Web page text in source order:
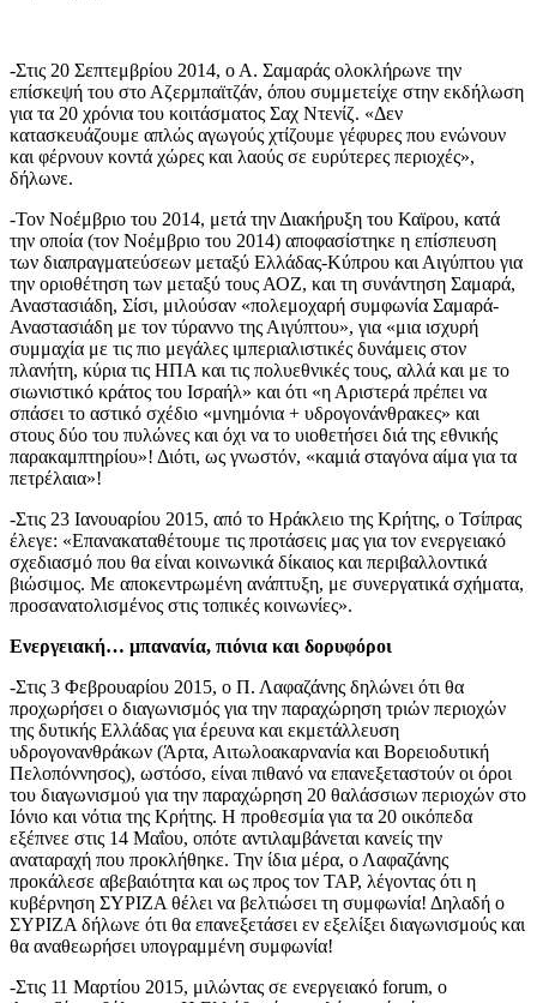
-Στις 20 Σεπτεμβρίου 2014, ο Α. Σαμαράς ολοκλήρωνε την
επίσκεψή του στο Αζερμπαϊτζάν, όπου συμμετείχε στην εκδήλωση
για τα 20 χρόνια του κοιτάσματος Σαχ Ντενίζ. «Δεν
κατασκευάζουμε απλώς αγωγούς χτίζουμε γέφυρες που ενώνουν
και φέρνουν κοντά χώρες και λαούς σε ευρύτερες περιοχές»,
δήλωνε.
-Τον Νοέμβριο του 2014, μετά την Διακήρυξη του Καϊρου, κατά
την οποία (τον Νοέμβριο του 2014) αποφασίστηκε η επίσπευση
των διαπραγματεύσεων μεταξύ Ελλάδας-Κύπρου και Αιγύπτου για
την οριοθέτηση των μεταξύ τους ΑΟΖ, και τη συνάντηση Σαμαρά,
Αναστασιάδη, Σίσι, μιλούσαν «πολεμοχαρή συμφωνία Σαμαρά-
Αναστασιάδη με τον τύραννο της Αιγύπτου», για «μια ισχυρή
συμμαχία με τις πιο μεγάλες ιμπεριαλιστικές δυνάμεις στον
πλανήτη, κύρια τις ΗΠΑ και τις πολυεθνικές τους, αλλά και με το
σιωνιστικό κράτος του Ισραήλ» και ότι «η Αριστερά πρέπει να
σπάσει το αστικό σχέδιο «μνημόνια + υδρογονάνθρακες» και
στους δύο του πυλώνες και όχι να το υιοθετήσει διά της εθνικής
παρακαμπτηρίου»! Διότι, ως γνωστόν, «καμιά σταγόνα αίμα για τα
πετρέλαια»!
-Στις 23 Ιανουαρίου 2015, από το Ηράκλειο της Κρήτης, ο Τσίπρας
έλεγε: «Επανακαταθέτουμε τις προτάσεις μας για τον ενεργειακό
σχεδιασμό που θα είναι κοινωνικά δίκαιος και περιβαλλοντικά
βιώσιμος. Με αποκεντρωμένη ανάπτυξη, με συνεργατικά σχήματα,
προσανατολισμένος στις τοπικές κοινωνίες».
Ενεργειακή… μπανανία, πιόνια και δορυφόροι
-Στις 3 Φεβρουαρίου 2015, ο Π. Λαφαζάνης δηλώνει ότι θα
προχωρήσει ο διαγωνισμός για την παραχώρηση τριών περιοχών
της δυτικής Ελλάδας για έρευνα και εκμετάλλευση
υδρογονανθράκων (Άρτα, Αιτωλοακαρνανία και Βορειοδυτική
Πελοπόννησος), ωστόσο, είναι πιθανό να επανεξεταστούν οι όροι
του διαγωνισμού για την παραχώρηση 20 θαλάσσιων περιοχών στο
Ιόνιο και νότια της Κρήτης. Η προθεσμία για τα 20 οικόπεδα
εξέπνεε στις 14 Μαΐου, οπότε αντιλαμβάνεται κανείς την
αναταραχή που προκλήθηκε. Την ίδια μέρα, ο Λαφαζάνης
προκάλεσε αβεβαιότητα και ως προς τον TAP, λέγοντας ότι η
κυβέρνηση ΣΥΡΙΖΑ θέλει να βελτιώσει τη συμφωνία! Δηλαδή ο
ΣΥΡΙΖΑ δήλωνε ότι θα επανεξετάσει εν εξελίξει διαγωνισμούς και
θα αναθεωρήσει υπογραμμένη συμφωνία!
-Στις 11 Μαρτίου 2015, μιλώντας σε ενεργειακό forum, ο